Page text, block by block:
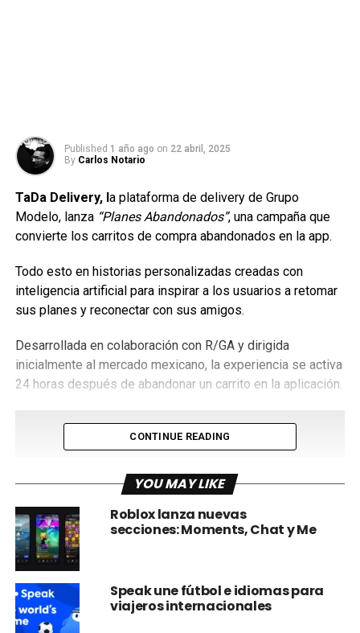
Published 1 año ago on 22 abril, 2025
By Carlos Notario
TaDa Delivery, la plataforma de delivery de Grupo
Modelo, lanza“Planes Abandonados”, una campaña que
convierte los carritos de compra abandonados en la app.
Todo esto en historias personalizadas creadas con
inteligencia artificial para inspirar a los usuarios a retomar
sus planes y reconectar con sus amigos.
Desarrollada en colaboración con R/GA y dirigida
inicialmente al mercado mexicano, la experiencia se activa
24 horas después de abandonar un carrito en la aplicación.
Gracias al uso de herramientas de IA los usuarios reciben
un video personalizado de acuerdo a su perfil, recreando
CONTINUE READING
YOU MAY LIKE
Roblox lanza nuevas
secciones: Moments, Chat y Me
Speak une fútbol e idiomas para
viajeros internacionales